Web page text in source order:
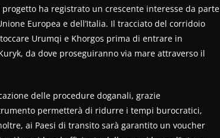
ha registrato un crescente interesse da parte
Europea e dell’Italia. Il tracciato del corridoio
Urumqi e Khorgos prima di entrare in
da dove proseguiranno via mare attraverso il
delle procedure doganali, grazie
permetterà di ridurre i tempi burocratici,
ai Paesi di transito sarà garantito un voucher